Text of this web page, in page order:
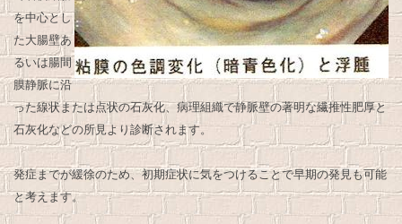
を中心とし
た大腸壁あ
るいは腸間
膜静脈に沿
った線状または点状の石灰化、病理組織で静脈壁の著明な繊推性肥厚と
石灰化などの所見より診断されます。
発症までが緩徐のため、初期症状に気をつけることで早期の発見も可能
と考えます。